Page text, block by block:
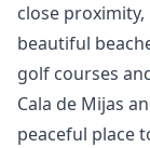
close
beautiful
golf courses
Cala de Mijas
peaceful place